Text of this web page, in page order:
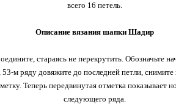
всего 16 петель.
Описание вязания шапки Шадир
стараясь не перекрутить. Обозначьте
м ряду довяжите до последней петли,
Теперь передвинутая отметка показывает
следующего ряда.